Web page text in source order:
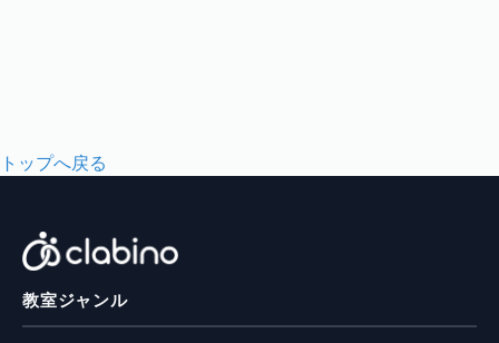
トップへ戻る
教室ジャンル